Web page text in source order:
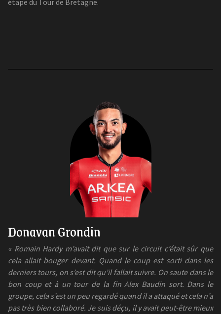
étape du Tour de Bretagne.
Donavan Grondin
« Romain Hardy m’avait dit que sur le circuit c’était sûr que
cela allait bouger devant. Quand le coup est sorti dans les
derniers tours, on s’est dit qu’il fallait suivre. On saute dans le
bon coup et à un tour de la fin Alex Baudin sort. Dans le
groupe, cela s’est un peu regardé quand il a attaqué et cela n’a
pas très bien collaboré. Je suis déçu, il y avait peut-être mieux